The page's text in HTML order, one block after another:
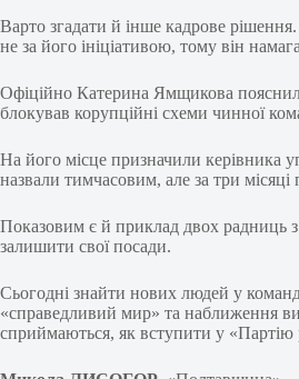
Варто згадати й інше кадрове
не за його ініціативою, тому він
Офіційно Катерина Ямщикова
блокував корупційні схеми чинної
На його місце призначили керівника
назвали тимчасовим, але за три
Показовим є й приклад двох радниць
залишити свої посади.
Сьогодні знайти нових людей у
«справедливий мир» та наближення
сприймаються, як вступити у «Партію